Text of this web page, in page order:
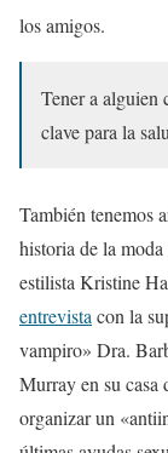
los amigos.
Tener a alguien
clave para la
También tenemos
historia de la
estilista Kristine
entrevista con la
vampiro» Dra.
Murray en su casa
organizar un